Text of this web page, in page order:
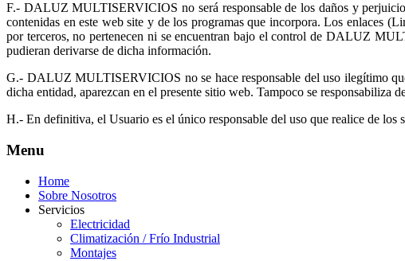
F.- DALUZ MULTISERVICIOS no será responsable de los daños y
contenidas en este web site y de los programas que incorpora. Los enlaces
por terceros, no pertenecen ni se encuentran bajo el control de DALUZ
pudieran derivarse de dicha información.
G.- DALUZ MULTISERVICIOS no se hace responsable del uso ilegítimo
dicha entidad, aparezcan en el presente sitio web. Tampoco se responsabiliza
H.- En definitiva, el Usuario es el único responsable del uso que realice de
Menu
Home
Sobre Nosotros
Servicios
Electricidad
Climatización / Frío Industrial
Montajes